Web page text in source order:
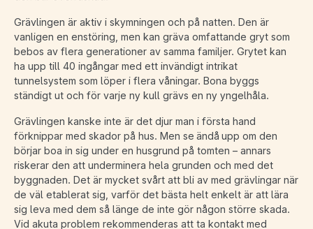
Grävlingen är aktiv i skymningen och på natten. Den är
vanligen en enstöring, men kan gräva omfattande gryt som
bebos av flera generationer av samma familjer. Grytet kan
ha upp till 40 ingångar med ett invändigt intrikat
tunnelsystem som löper i flera våningar. Bona byggs
ständigt ut och för varje ny kull grävs en ny yngelhåla.
Grävlingen kanske inte är det djur man i första hand
förknippar med skador på hus. Men se ändå upp om den
börjar boa in sig under en husgrund på tomten – annars
riskerar den att underminera hela grunden och med det
byggnaden. Det är mycket svårt att bli av med grävlingar när
de väl etablerat sig, varför det bästa helt enkelt är att lära
sig leva med dem så länge de inte gör någon större skada.
Vid akuta problem rekommenderas att ta kontakt med